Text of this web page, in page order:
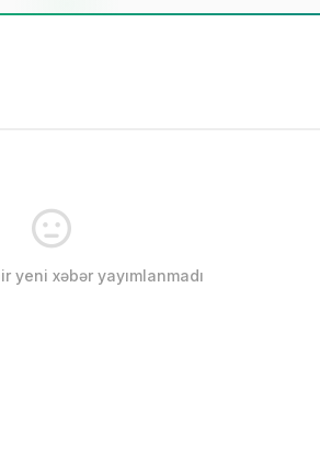
yeni xəbər yayımlanmadı